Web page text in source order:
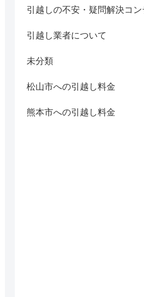
引越しの不安・疑問解決コン
引越し業者について
未分類
松山市への引越し料金
熊本市への引越し料金